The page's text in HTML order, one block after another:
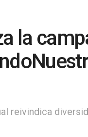
la
reivindica